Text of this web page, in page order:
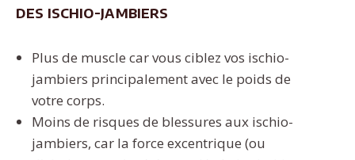
des ischio-jambiers
Plus de muscle car vous ciblez vos ischio-
jambiers principalement avec le poids de
votre corps.
Moins de risques de blessures aux ischio-
jambiers, car la force excentrique (ou